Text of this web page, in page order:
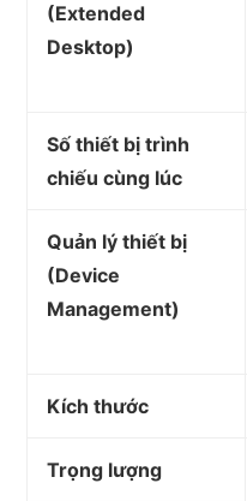
(Extended
Desktop)
Số thiết bị trình
chiếu cùng lúc
Quản lý thiết bị
(Device
Management)
Kích thước
Trọng lượng